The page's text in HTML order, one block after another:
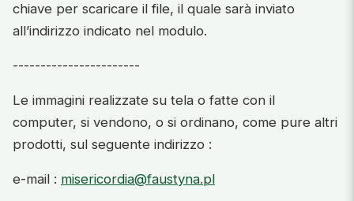
chiave per scaricare il file, il quale sarà inviato
all’indirizzo indicato nel modulo.
-----------------------
Le immagini realizzate su tela o fatte con il
computer, si vendono, o si ordinano, come pure altri
prodotti, sul seguente indirizzo :
e-mail : misericordia@faustyna.pl